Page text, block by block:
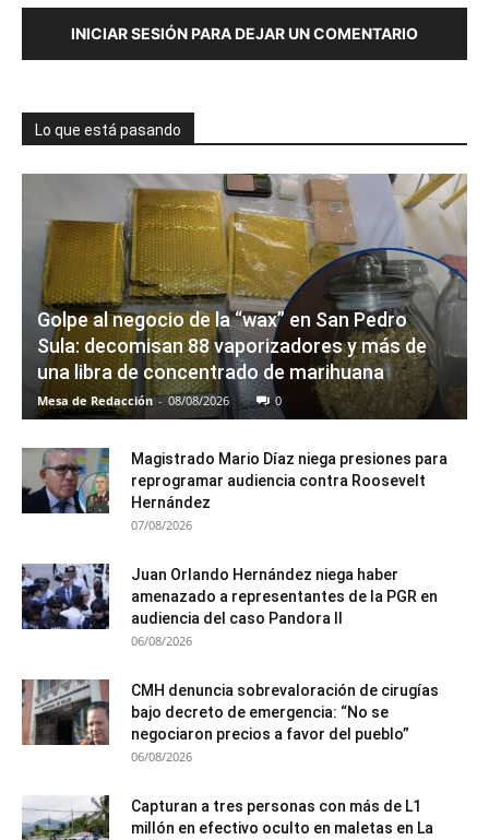
INICIAR SESIÓN PARA DEJAR UN COMENTARIO
Lo que está pasando
Golpe al negocio de la “wax” en San Pedro
Sula: decomisan 88 vaporizadores y más de
una libra de concentrado de marihuana
Mesa de Redacción - 08/08/2026 0
Magistrado Mario Díaz niega presiones para
reprogramar audiencia contra Roosevelt
Hernández
07/08/2026
Juan Orlando Hernández niega haber
amenazado a representantes de la PGR en
audiencia del caso Pandora II
06/08/2026
CMH denuncia sobrevaloración de cirugías
bajo decreto de emergencia: “No se
negociaron precios a favor del pueblo”
06/08/2026
Capturan a tres personas con más de L1
millón en efectivo oculto en maletas en La